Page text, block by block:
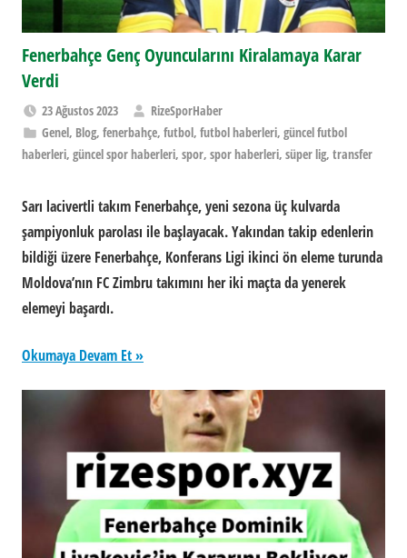
Fenerbahçe Genç Oyuncularını Kiralamaya Karar
Verdi
23 Ağustos 2023
RizeSporHaber
Genel, Blog,fenerbahçe,futbol,futbol haberleri,güncel futbol
haberleri, güncel spor haberleri, spor, spor haberleri, süper lig, transfer
Sarı lacivertli takım Fenerbahçe, yeni sezona üç kulvarda
şampiyonluk parolası ile başlayacak. Yakından takip edenlerin
bildiği üzere Fenerbahçe, Konferans Ligi ikinci ön eleme turunda
Moldova’nın FC Zimbru takımını her iki maçta da yenerek
elemeyi başardı.
Okumaya Devam Et